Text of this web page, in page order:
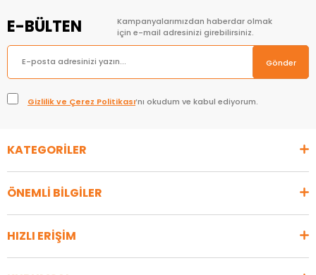
E-BÜLTEN
Kampanyalarımızdan haberdar olmak
için e-mail adresinizi girebilirsiniz.
Gönder
Gizlilik ve Çerez Politikası’nı okudum ve kabul ediyorum.
KATEGORİLER
ÖNEMLİ BİLGİLER
HIZLI ERİŞİM